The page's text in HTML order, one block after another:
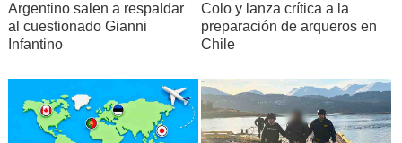
Argentino salen a respaldar
al cuestionado Gianni
Infantino
Colo y lanza crítica a la
preparación de arqueros en
Chile